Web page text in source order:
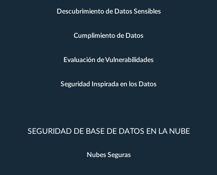
Descubrimiento de Datos Sensibles
Cumplimiento de Datos
Evaluación de Vulnerabilidades
Seguridad Inspirada en los Datos
SEGURIDAD DE BASE DE DATOS EN LA NUBE
Nubes Seguras